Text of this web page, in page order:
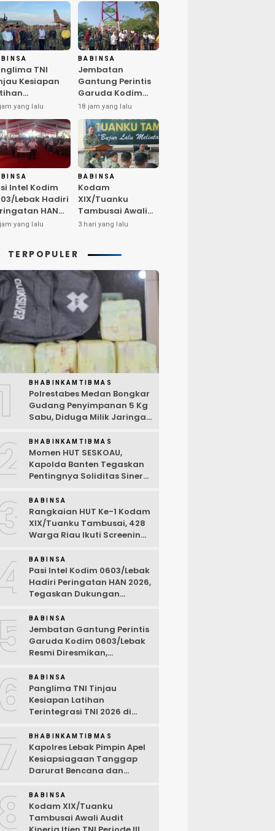
TNI
Kesiapan
TNI
di Dabo
yang lalu
BABINSA
Jembatan
Gantung Perintis
Garuda Kodim
0603/Lebak Resmi
Diresmikan,
Permudah Akses
Warga Desa
Wanasalam
18 jam yang lalu
Intel Kodim
Lebak Hadiri
HAN
Tegaskan
Anak
yang lalu
BABINSA
Kodam
XIX/Tuanku
Tambusai Awali
Audit Kinerja Itjen
3 hari yang lalu
TERPOPULER
BHABINKAMTIBMAS
Polrestabes Medan Bongkar
Gudang Penyimpanan 5 Kg
Sabu, Diduga Milik Jaringan
BHABINKAMTIBMAS
Momen HUT SESKOAU,
Kapolda Banten Tegaskan
Pentingnya Soliditas Sinergi
BABINSA
Rangkaian HUT Ke-1 Kodam
XIX/Tuanku Tambusai, 428
Warga Riau Ikuti Screening
BABINSA
Pasi Intel Kodim 0603/Lebak
Hadiri Peringatan HAN 2026,
Tegaskan Dukungan
Ramah Anak
5 BABINSA
Jembatan Gantung Perintis
Garuda Kodim 0603/Lebak
Resmi Diresmikan,
Desa Wanasalam
BABINSA
Panglima TNI Tinjau
Kesiapan Latihan
Terintegrasi TNI 2026 di
BHABINKAMTIBMAS
Kapolres Lebak Pimpin Apel
Kesiapsiagaan Tanggap
Darurat Bencana dan
BABINSA
Kodam XIX/Tuanku
Tambusai Awali Audit